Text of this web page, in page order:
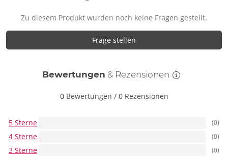
Zu diesem Produkt wurden noch keine Fragen gestellt.
Frage stellen
Bewertungen & Rezensionen
0 Bewertungen / 0 Rezensionen
5 Sterne (0)
4 Sterne (0)
3 Sterne (0)